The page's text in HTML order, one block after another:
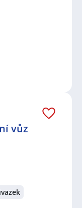
vůz